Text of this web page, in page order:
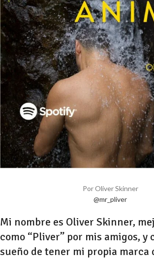
Por Oliver Skinner
@mr_pliver
Mi nombre es Oliver Skinner,
como “Pliver” por mis amigos, y
sueño de tener mi propia marca